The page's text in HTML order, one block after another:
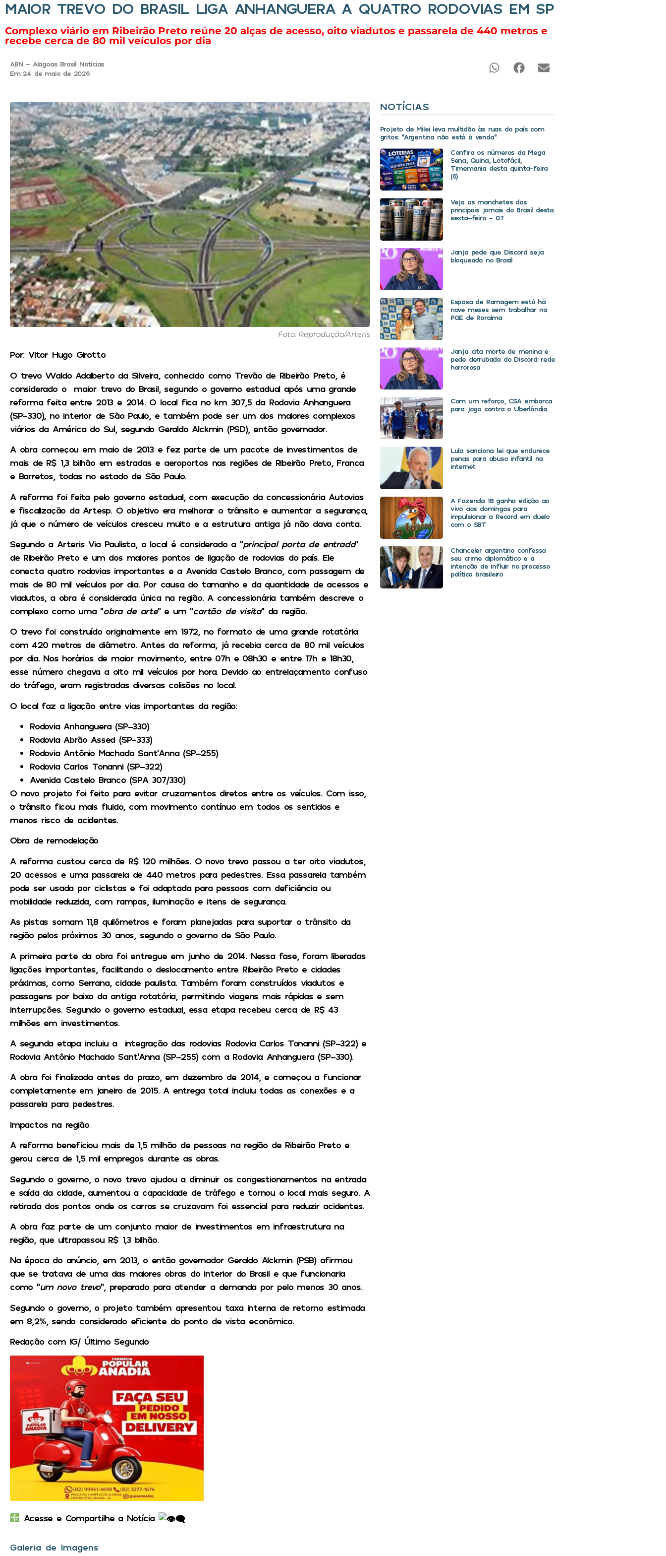
MAIOR TREVO DO BRASIL LIGA ANHANGUERA A QUATRO RODOVIAS EM SP
Complexo viário em Ribeirão Preto reúne 20 alças de acesso, oito viadutos e passarela de 440 metros e
recebe cerca de 80 mil veículos por dia
ABN - Alagoas Brasil Noticias
Em 24 de maio de 2026
Foto: Reprodução/Arteris
Por: Vitor Hugo Girotto
O trevo Waldo Adalberto da Silveira, conhecido como Trevão de Ribeirão Preto, é
considerado o maior trevo do Brasil, segundo o governo estadual após uma grande
reforma feita entre 2013 e 2014. O local fica no km 307,5 da Rodovia Anhanguera
(SP-330), no interior de São Paulo, e também pode ser um dos maiores complexos
viários da América do Sul, segundo Geraldo Alckmin (PSD), então governador.
A obra começou em maio de 2013 e fez parte de um pacote de investimentos de
mais de R$ 1,3 bilhão em estradas e aeroportos nas regiões de Ribeirão Preto, Franca
e Barretos, todas no estado de São Paulo.
A reforma foi feita pelo governo estadual, com execução da concessionária Autovias
e fiscalização da Artesp. O objetivo era melhorar o trânsito e aumentar a segurança,
já que o número de veículos cresceu muito e a estrutura antiga já não dava conta.
Segundo a Arteris Via Paulista, o local é considerado a “principal porta de entrada”
de Ribeirão Preto e um dos maiores pontos de ligação de rodovias do país. Ele
conecta quatro rodovias importantes e a Avenida Castelo Branco, com passagem de
mais de 80 mil veículos por dia. Por causa do tamanho e da quantidade de acessos e
viadutos, a obra é considerada única na região. A concessionária também descreve o
complexo como uma “obra de arte” e um “cartão de visita” da região.
O trevo foi construído originalmente em 1972, no formato de uma grande rotatória
com 420 metros de diâmetro. Antes da reforma, já recebia cerca de 80 mil veículos
por dia. Nos horários de maior movimento, entre 07h e 08h30 e entre 17h e 18h30,
esse número chegava a oito mil veículos por hora. Devido ao entrelaçamento confuso
do tráfego, eram registradas diversas colisões no local.
O local faz a ligação entre vias importantes da região:
Rodovia Anhanguera (SP-330)
Rodovia Abrão Assed (SP-333)
Rodovia Antônio Machado Sant’Anna (SP-255)
Rodovia Carlos Tonanni (SP-322)
Avenida Castelo Branco (SPA 307/330)
O novo projeto foi feito para evitar cruzamentos diretos entre os veículos. Com isso,
o trânsito ficou mais fluido, com movimento contínuo em todos os sentidos e
menos risco de acidentes.
Obra de remodelação
A reforma custou cerca de R$ 120 milhões. O novo trevo passou a ter oito viadutos,
20 acessos e uma passarela de 440 metros para pedestres. Essa passarela também
pode ser usada por ciclistas e foi adaptada para pessoas com deficiência ou
mobilidade reduzida, com rampas, iluminação e itens de segurança.
As pistas somam 11,8 quilômetros e foram planejadas para suportar o trânsito da
região pelos próximos 30 anos, segundo o governo de São Paulo.
A primeira parte da obra foi entregue em junho de 2014. Nessa fase, foram liberadas
ligações importantes, facilitando o deslocamento entre Ribeirão Preto e cidades
próximas, como Serrana, cidade paulista. Também foram construídos viadutos e
passagens por baixo da antiga rotatória, permitindo viagens mais rápidas e sem
interrupções. Segundo o governo estadual, essa etapa recebeu cerca de R$ 43
milhões em investimentos.
A segunda etapa incluiu a integração das rodovias Rodovia Carlos Tonanni (SP-322) e
Rodovia Antônio Machado Sant’Anna (SP-255) com a Rodovia Anhanguera (SP-330).
A obra foi finalizada antes do prazo, em dezembro de 2014, e começou a funcionar
completamente em janeiro de 2015. A entrega total incluiu todas as conexões e a
passarela para pedestres.
Impactos na região
A reforma beneficiou mais de 1,5 milhão de pessoas na região de Ribeirão Preto e
gerou cerca de 1,5 mil empregos durante as obras.
Segundo o governo, o novo trevo ajudou a diminuir os congestionamentos na entrada
e saída da cidade, aumentou a capacidade de tráfego e tornou o local mais seguro. A
retirada dos pontos onde os carros se cruzavam foi essencial para reduzir acidentes.
A obra faz parte de um conjunto maior de investimentos em infraestrutura na
região, que ultrapassou R$ 1,3 bilhão.
Na época do anúncio, em 2013, o então governador Geraldo Alckmin (PSB) afirmou
que se tratava de uma das maiores obras do interior do Brasil e que funcionaria
como “um novo trevo”, preparado para atender a demanda por pelo menos 30 anos.
Segundo o governo, o projeto também apresentou taxa interna de retorno estimada
em 8,2%, sendo considerado eficiente do ponto de vista econômico.
Redação com IG/ Último Segundo
Acesse e Compartilhe a Notícia
Galeria de Imagens
NOTÍCIAS
Projeto de Milei leva multidão às ruas do país com
gritos: “Argentina não está à venda”
Confira os números da Mega
Sena, Quina, Lotofácil,
Timemania desta quinta-feira
(6)
Veja as manchetes dos
principais jornais do Brasil desta
sexta-feira – 07
Janja pede que Discord seja
bloqueado no Brasil
Esposa de Ramagem está há
nove meses sem trabalhar na
PGE de Roraima
Janja cita morte de menina e
pede derrubada do Discord: rede
horrorosa
Com um reforço, CSA embarca
para jogo contra o Uberlândia
Lula sanciona lei que endurece
penas para abuso infantil na
internet
A Fazenda 18 ganha edição ao
vivo aos domingos para
impulsionar a Record em duelo
com o SBT
Chanceler argentino confessa
seu crime diplomático e a
intenção de influir no processo
político brasileiro